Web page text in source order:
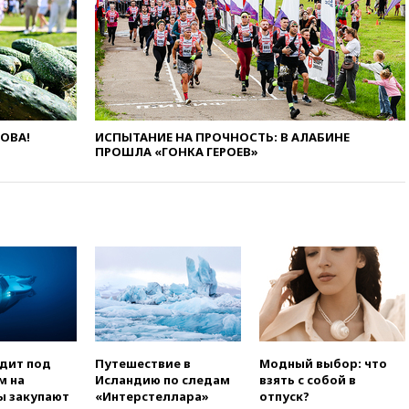
Белгородской области погиб
мирный житель
вчера, 14:54 В Аргентине умер
отец футболиста Лионеля
Месси
вчера, 14:43Турция
ограничила судоходство в
Черном море
вчера, 14:20Генпрокурором
Геленджика закрыты из-за
опасности БПЛА
вчера, 13:03Испания ввела
погранконтроль для
итальянских туристов
Ильском НПЗ, вызванное
атакой БПЛА, потушили
ИСПЫТАНИЕ НА ПРОЧНОСТЬ: В АЛАБИНЕ
ПРОШЛА «ГОНКА ГЕРОЕВ»
под
на
закупают
Путешествие в
Исландию по следам
«Интерстеллара»
Модный выбор: что
взять с собой в
отпуск?